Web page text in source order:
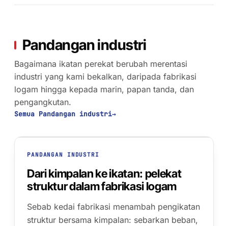
Pandangan industri
Bagaimana ikatan perekat berubah merentasi
industri yang kami bekalkan, daripada fabrikasi
logam hingga kepada marin, papan tanda, dan
pengangkutan.
Semua Pandangan industri→
01 · WELDED SEAM
HEAT-AFFECTED ZONE
PANDANGAN INDUSTRI
Dari kimpalan ke ikatan: pelekat
struktur dalam fabrikasi logam
Sebab kedai fabrikasi menambah pengikatan
struktur bersama kimpalan: sebarkan beban,